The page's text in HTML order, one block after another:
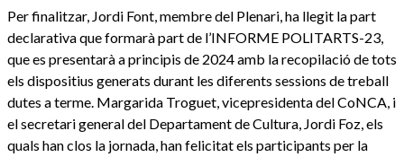
Per finalitzar, Jordi Font, membre del Plenari, ha llegit la part
declarativa que formarà part de l’INFORME POLITARTS-23,
que es presentarà a principis de 2024 amb la recopilació de tots
els dispositius generats durant les diferents sessions de treball
dutes a terme. Margarida Troguet, vicepresidenta del CoNCA, i
el secretari general del Departament de Cultura, Jordi Foz, els
quals han clos la jornada, han felicitat els participants per la